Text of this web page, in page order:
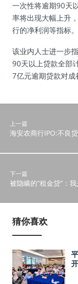
一次性将逾期90天
率将出现大幅上升
行的净利润等指标。
该业内人士进一步
90天以上贷款全部
7亿元逾期贷款对成
上一篇
海安农商行IPO:不良
下一篇
被隐瞒的“租金贷”：
猜你喜欢